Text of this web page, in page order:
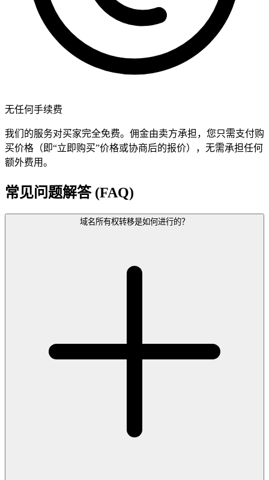
无任何手续费
我们的服务对买家完全免费。佣金由卖方承担，您只需支付购
买价格（即“立即购买”价格或协商后的报价），无需承担任何
额外费用。
常见问题解答 (FAQ)
域名所有权转移是如何进行的？